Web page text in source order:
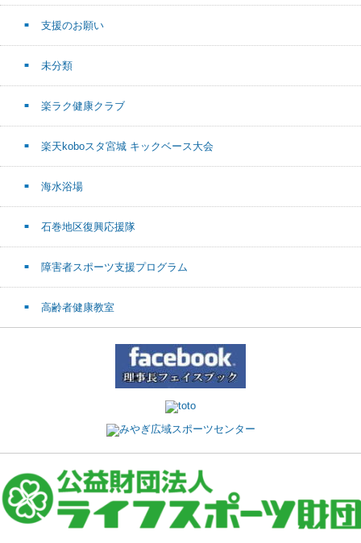
支援のお願い
未分類
楽ラク健康クラブ
楽天koboスタ宮城 キックベース大会
海水浴場
石巻地区復興応援隊
障害者スポーツ支援プログラム
高齢者健康教室